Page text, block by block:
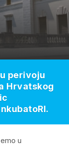
u
perivoju
Hrvatskog